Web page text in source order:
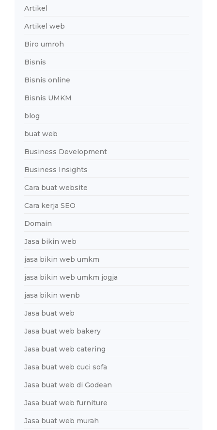
Artikel
Artikel web
Biro umroh
Bisnis
Bisnis online
Bisnis UMKM
blog
buat web
Business Development
Business Insights
Cara buat website
Cara kerja SEO
Domain
Jasa bikin web
jasa bikin web umkm
jasa bikin web umkm jogja
jasa bikin wenb
Jasa buat web
Jasa buat web bakery
Jasa buat web catering
Jasa buat web cuci sofa
Jasa buat web di Godean
Jasa buat web furniture
Jasa buat web murah